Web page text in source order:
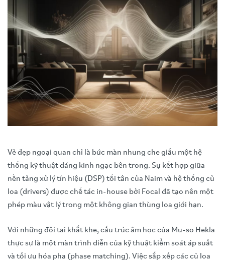
Vẻ đẹp ngoại quan chỉ là bức màn nhung che giấu một hệ
thống kỹ thuật đáng kinh ngạc bên trong. Sự kết hợp giữa
nền tảng xử lý tín hiệu (DSP) tối tân của Naim và hệ thống củ
loa (drivers) được chế tác in-house bởi Focal đã tạo nên một
phép màu vật lý trong một không gian thùng loa giới hạn.
Với những đôi tai khắt khe, cấu trúc âm học của Mu-so Hekla
thực sự là một màn trình diễn của kỹ thuật kiểm soát áp suất
và tối ưu hóa pha (phase matching). Việc sắp xếp các củ loa